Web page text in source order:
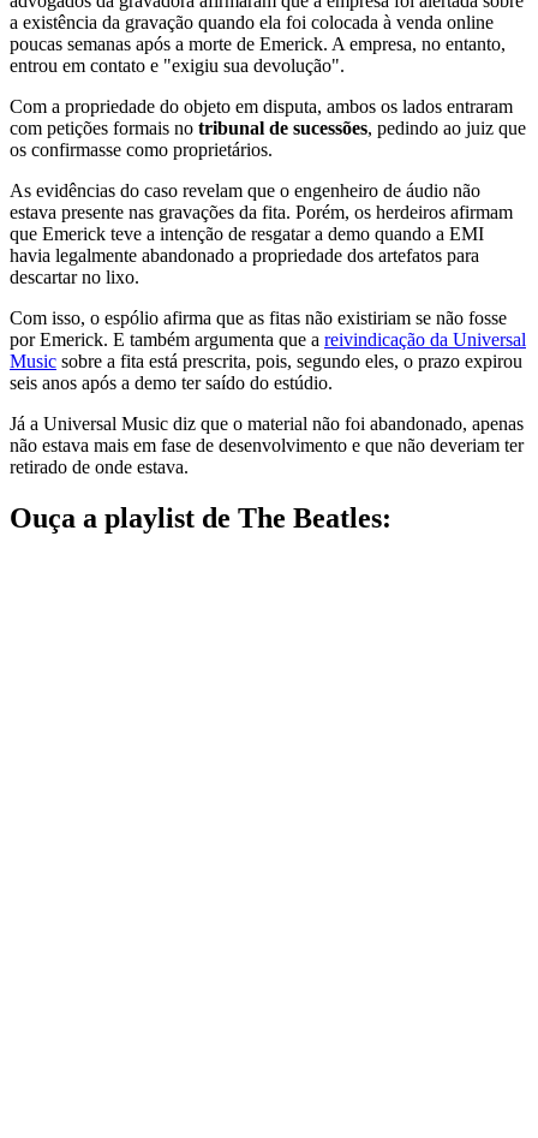
a existência da gravação quando ela foi colocada à venda online
poucas semanas após a morte de Emerick. A empresa, no entanto,
entrou em contato e "exigiu sua devolução".
Com a propriedade do objeto em disputa, ambos os lados entraram
com petições formais no tribunal de sucessões, pedindo ao juiz que
os confirmasse como proprietários.
As evidências do caso revelam que o engenheiro de áudio não
estava presente nas gravações da fita. Porém, os herdeiros afirmam
que Emerick teve a intenção de resgatar a demo quando a EMI
havia legalmente abandonado a propriedade dos artefatos para
descartar no lixo.
Com isso, o espólio afirma que as fitas não existiriam se não fosse
por Emerick. E também argumenta que a reivindicação da Universal
Music sobre a fita está prescrita, pois, segundo eles, o prazo expirou
seis anos após a demo ter saído do estúdio.
Já a Universal Music diz que o material não foi abandonado, apenas
não estava mais em fase de desenvolvimento e que não deveriam ter
retirado de onde estava.
Ouça a playlist de The Beatles: